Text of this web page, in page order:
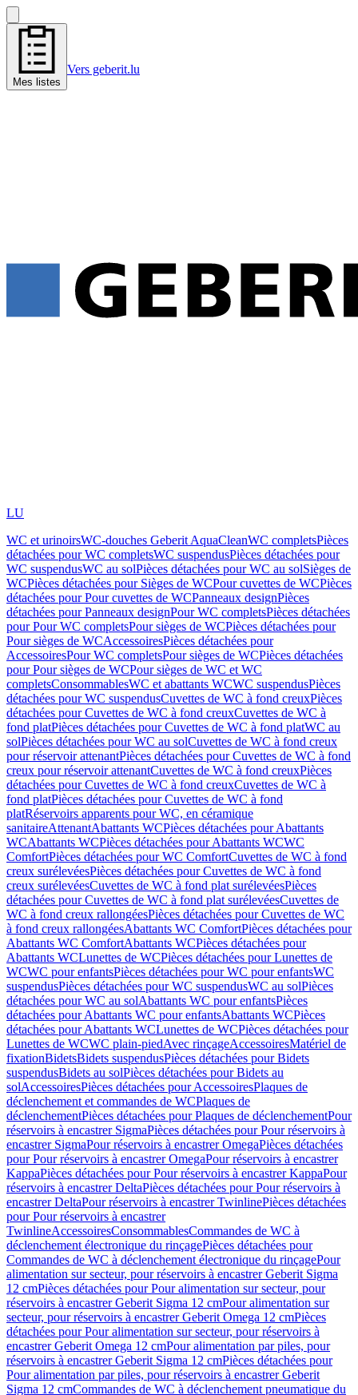
Mes listes
Vers geberit.lu
LU
WC et urinoirsWC-douches Geberit AquaCleanWC completsPièces
détachées pour WC completsWC suspendusPièces détachées pour
WC suspendusWC au solPièces détachées pour WC au solSièges de
WCPièces détachées pour Sièges de WCPour cuvettes de WCPièces
détachées pour Pour cuvettes de WCPanneaux designPièces
détachées pour Panneaux designPour WC completsPièces détachées
pour Pour WC completsPour sièges de WCPièces détachées pour
Pour sièges de WCAccessoiresPièces détachées pour
AccessoiresPour WC completsPour sièges de WCPièces détachées
pour Pour sièges de WCPour sièges de WC et WC
completsConsommablesWC et abattants WCWC suspendusPièces
détachées pour WC suspendusCuvettes de WC à fond creuxPièces
détachées pour Cuvettes de WC à fond creuxCuvettes de WC à
fond platPièces détachées pour Cuvettes de WC à fond platWC au
solPièces détachées pour WC au solCuvettes de WC à fond creux
pour réservoir attenantPièces détachées pour Cuvettes de WC à fond
creux pour réservoir attenantCuvettes de WC à fond creuxPièces
détachées pour Cuvettes de WC à fond creuxCuvettes de WC à
fond platPièces détachées pour Cuvettes de WC à fond
platRéservoirs apparents pour WC, en céramique
sanitaireAttenantAbattants WCPièces détachées pour Abattants
WCAbattants WCPièces détachées pour Abattants WCWC
ComfortPièces détachées pour WC ComfortCuvettes de WC à fond
creux surélevéesPièces détachées pour Cuvettes de WC à fond
creux surélevéesCuvettes de WC à fond plat surélevéesPièces
détachées pour Cuvettes de WC à fond plat surélevéesCuvettes de
WC à fond creux rallongéesPièces détachées pour Cuvettes de WC
à fond creux rallongéesAbattants WC ComfortPièces détachées pour
Abattants WC ComfortAbattants WCPièces détachées pour
Abattants WCLunettes de WCPièces détachées pour Lunettes de
WCWC pour enfantsPièces détachées pour WC pour enfantsWC
suspendusPièces détachées pour WC suspendusWC au solPièces
détachées pour WC au solAbattants WC pour enfantsPièces
détachées pour Abattants WC pour enfantsAbattants WCPièces
détachées pour Abattants WCLunettes de WCPièces détachées pour
Lunettes de WCWC plain-piedAvec rinçageAccessoiresMatériel de
fixationBidetsBidets suspendusPièces détachées pour Bidets
suspendusBidets au solPièces détachées pour Bidets au
solAccessoiresPièces détachées pour AccessoiresPlaques de
déclenchement et commandes de WCPlaques de
déclenchementPièces détachées pour Plaques de déclenchementPour
réservoirs à encastrer SigmaPièces détachées pour Pour réservoirs à
encastrer SigmaPour réservoirs à encastrer OmegaPièces détachées
pour Pour réservoirs à encastrer OmegaPour réservoirs à encastrer
KappaPièces détachées pour Pour réservoirs à encastrer KappaPour
réservoirs à encastrer DeltaPièces détachées pour Pour réservoirs à
encastrer DeltaPour réservoirs à encastrer TwinlinePièces détachées
pour Pour réservoirs à encastrer
TwinlineAccessoiresConsommablesCommandes de WC à
déclenchement électronique du rinçagePièces détachées pour
Commandes de WC à déclenchement électronique du rinçagePour
alimentation sur secteur, pour réservoirs à encastrer Geberit Sigma
12 cmPièces détachées pour Pour alimentation sur secteur, pour
réservoirs à encastrer Geberit Sigma 12 cmPour alimentation sur
secteur, pour réservoirs à encastrer Geberit Omega 12 cmPièces
détachées pour Pour alimentation sur secteur, pour réservoirs à
encastrer Geberit Omega 12 cmPour alimentation par piles, pour
réservoirs à encastrer Geberit Sigma 12 cmPièces détachées pour
Pour alimentation par piles, pour réservoirs à encastrer Geberit
Sigma 12 cmCommandes de WC à déclenchement pneumatique du